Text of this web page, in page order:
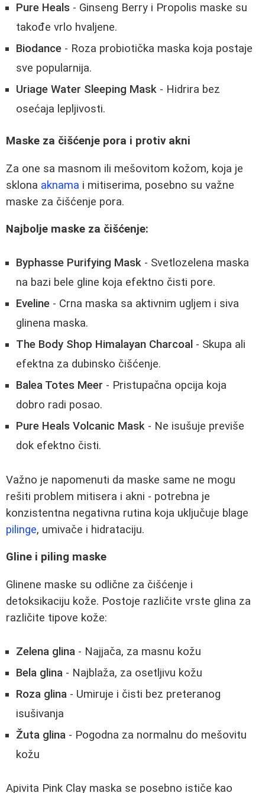
Pure Heals - Ginseng Berry i Propolis maske su
takođe vrlo hvaljene.
Biodance - Roza probiotička maska koja postaje
sve popularnija.
Uriage Water Sleeping Mask - Hidrira bez
osećaja lepljivosti.
Maske za čišćenje pora i protiv akni
Za one sa masnom ili mešovitom kožom, koja je
sklona aknama i mitiserima, posebno su važne
maske za čišćenje pora.
Najbolje maske za čišćenje:
Byphasse Purifying Mask - Svetlozelena maska
na bazi bele gline koja efektno čisti pore.
Eveline - Crna maska sa aktivnim ugljem i siva
glinena maska.
The Body Shop Himalayan Charcoal - Skupa ali
efektna za dubinsko čišćenje.
Balea Totes Meer - Pristupačna opcija koja
dobro radi posao.
Pure Heals Volcanic Mask - Ne isušuje previše
dok efektno čisti.
Važno je napomenuti da maske same ne mogu
rešiti problem mitisera i akni - potrebna je
konzistentna negativna rutina koja uključuje blage
pilinge, umivače i hidrataciju.
Gline i piling maske
Glinene maske su odlične za čišćenje i
detoksikaciju kože. Postoje različite vrste glina za
različite tipove kože:
Zelena glina - Najjača, za masnu kožu
Bela glina - Najblaža, za osetljivu kožu
Roza glina - Umiruje i čisti bez preteranog
isušivanja
Žuta glina - Pogodna za normalnu do mešovitu
kožu
Apivita Pink Clay maska se posebno ističe kao